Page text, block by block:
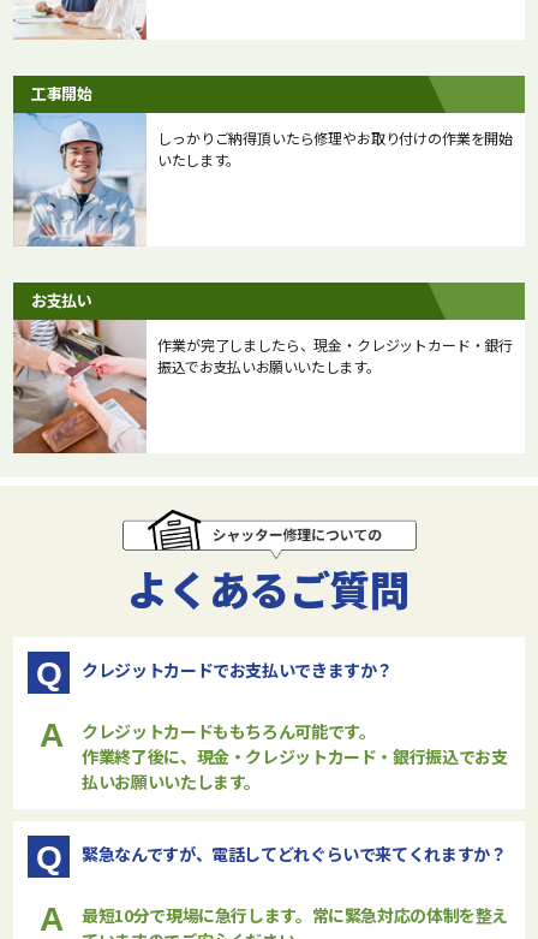
工事開始
しっかりご納得頂いたら修理やお取り付けの作業を開始
いたします。
お支払い
作業が完了しましたら、現金・クレジットカード・銀行
振込でお支払いお願いいたします。
よくあるご質問
Q クレジットカードでお支払いできますか？
A
クレジットカードももちろん可能です。
作業終了後に、現金・クレジットカード・銀行振込でお支
払いお願いいたします。
Q 緊急なんですが、電話してどれぐらいで来てくれますか？
A
最短10分で現場に急行します。常に緊急対応の体制を整え